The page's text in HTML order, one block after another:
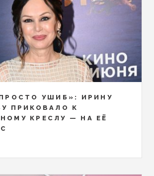
УШИБ»: ИРИНУ
ПРИКОВАЛО К
КРЕСЛУ — НА ЕЁ